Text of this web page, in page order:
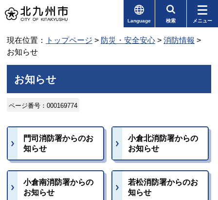
Language 検索 メニュー
現在位置： トップページ > 防災・安全安心 > 消防情報 >
お知らせ
お知らせ
ページ番号：000169774
門司消防署からのお
知らせ
小倉北消防署からの
お知らせ
小倉南消防署からの
お知らせ
若松消防署からのお
知らせ